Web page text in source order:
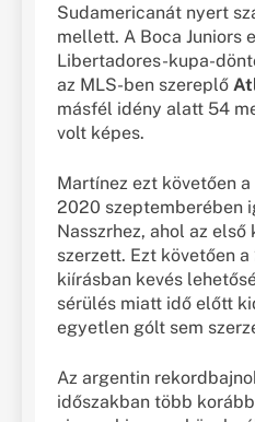
Sudamericanát nyert
mellett. A Boca Juniors
Libertadores-kupa-
az MLS-ben szereplő
másfél idény alatt 54
volt képes.
Martínez ezt követően
2020 szeptemberében
Nasszrhez, ahol az
szerzett. Ezt követően
kiírásban kevés
sérülés miatt idő előtt
egyetlen gólt sem
Az argentin
időszakban több